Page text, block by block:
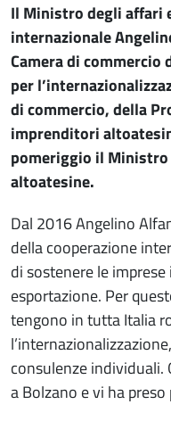
Il Ministro degli affari
internazionale
Camera di commercio
per
di commercio, della
imprenditori
pomeriggio il
altoatesine.
Dal 2016 Angelino
della cooperazione
di sostenere le
esportazione. Per
tengono in tutta Italia
consulenze
a Bolzano e vi ha